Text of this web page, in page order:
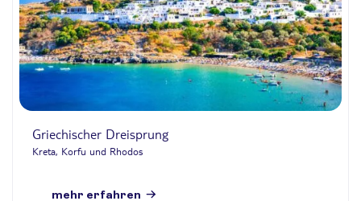
Griechischer Dreisprung
Kreta, Korfu und Rhodos
mehr erfahren